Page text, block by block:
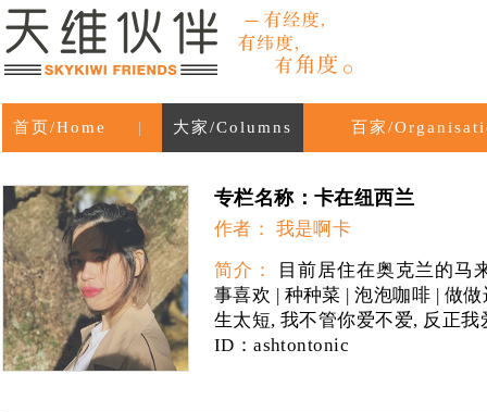
首页/Home | 大家/Columns 百家/
专栏名称：卡在纽西兰
作者： 我是啊卡
简介：
目前居住在奥克兰的马
事喜欢 | 种种菜 | 泡泡咖啡 | 做
生太短, 我不管你爱不爱, 反正
ID：ashtontonic